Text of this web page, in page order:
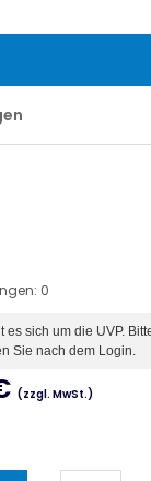
0
sich um die UVP.
Sie nach dem Login.
(zzgl. MwSt.)